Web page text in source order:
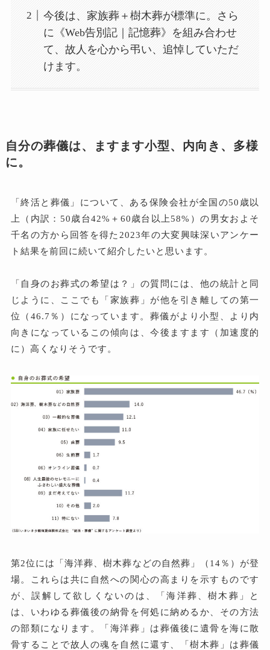
今後は、家族葬＋樹木葬が標準に。さら
に《Web告別記｜記憶葬》を組み合わせ
て、故人を心から弔い、追悼していただ
けます。
自分の葬儀は、ますます小型、内向き、多様
に。
「終活と葬儀」について、ある保険会社が全国の50歳以
上（内訳：50歳台42%＋60歳台以上58%）の男女およそ
千名の方から回答を得た2023年の大変興味深いアンケー
ト結果を前回に続いて紹介したいと思います。
「自身のお葬式の希望は？」の質問には、他の統計と同
じように、ここでも「家族葬」が他を引き離しての第一
位（46.7％）になっています。葬儀がより小型、より内
向きになっているこの傾向は、今後ますます（加速度的
に）高くなりそうです。
第2位には「海洋葬、樹木葬などの自然葬」（14％）が登
場。これらは共に自然への関心の高まりを示すものです
が、誤解して欲しくないのは、「海洋葬、樹木葬」と
は、いわゆる葬儀後の納骨を何処に納めるか、その方法
の部類になります。「海洋葬」は葬儀後に遺骨を海に散
骨することで故人の魂を自然に還す、「樹木葬」は葬儀